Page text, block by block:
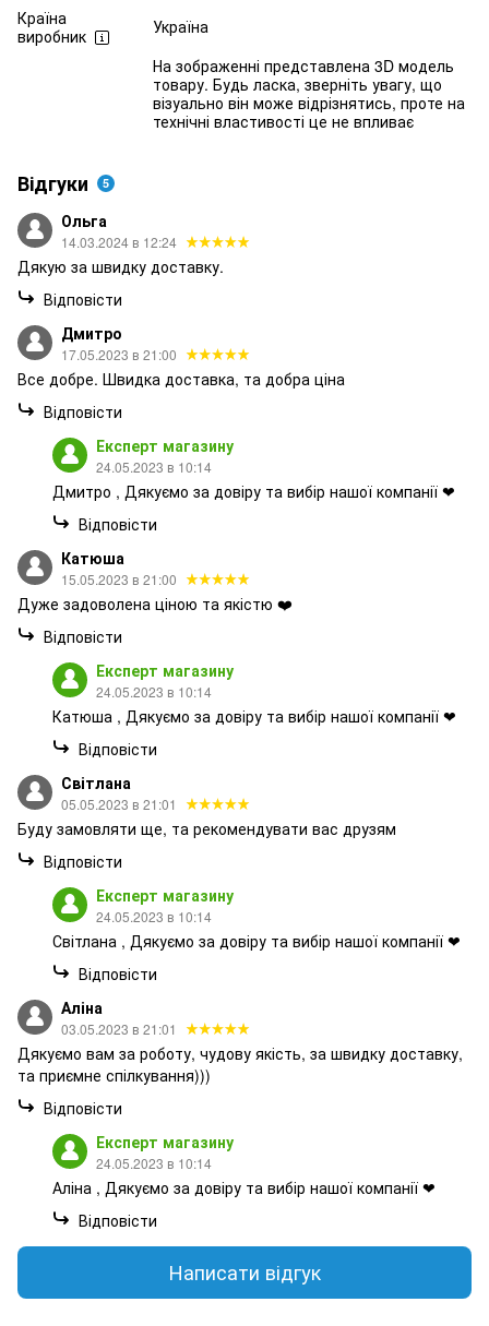
Країна
виробник
Україна
На зображенні представлена 3D модель
товару. Будь ласка, зверніть увагу, що
візуально він може відрізнятись, проте на
технічні властивості це не впливає
Відгуки 5
Ольга
14.03.2024 в 12:24
Дякую за швидку доставку.
Відповісти
Дмитро
17.05.2023 в 21:00
Все добре. Швидка доставка, та добра ціна
Відповісти
Експерт магазину
24.05.2023 в 10:14
Дмитро , Дякуємо за довіру та вибір нашої компанії ❤
Відповісти
Катюша
15.05.2023 в 21:00
Дуже задоволена ціною та якістю ❤️
Відповісти
Експерт магазину
24.05.2023 в 10:14
Катюша , Дякуємо за довіру та вибір нашої компанії ❤
Відповісти
Світлана
05.05.2023 в 21:01
Буду замовляти ще, та рекомендувати вас друзям
Відповісти
Експерт магазину
24.05.2023 в 10:14
Світлана , Дякуємо за довіру та вибір нашої компанії ❤
Відповісти
Аліна
03.05.2023 в 21:01
Дякуємо вам за роботу, чудову якість, за швидку доставку,
та приємне спілкування)))
Відповісти
Експерт магазину
24.05.2023 в 10:14
Аліна , Дякуємо за довіру та вибір нашої компанії ❤
Відповісти
Написати відгук